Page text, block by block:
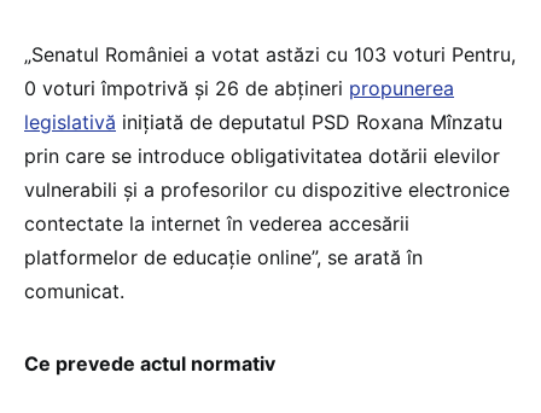
„Senatul României a votat astăzi cu 103 voturi Pentru,
0 voturi împotrivă și 26 de abțineri propunerea
legislativă inițiată de deputatul PSD Roxana Mînzatu
prin care se introduce obligativitatea dotării elevilor
vulnerabili și a profesorilor cu dispozitive electronice
contectate la internet în vederea accesării
platformelor de educație online”, se arată în
comunicat.
Ce prevede actul normativ